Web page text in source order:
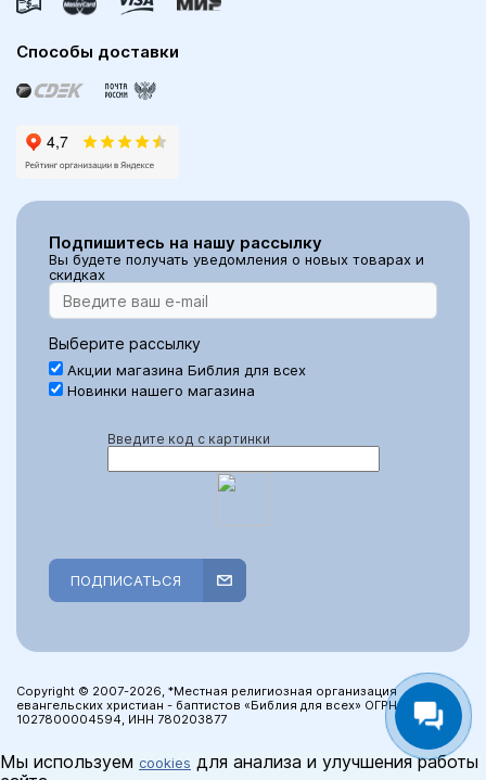
Способы доставки
Подпишитесь на нашу рассылку
Вы будете получать уведомления о новых товарах и
скидках
Выберите рассылку
Акции магазина Библия для всех
Новинки нашего магазина
Введите код с картинки
ПОДПИСАТЬСЯ
Copyright © 2007-2026, *Местная религиозная организация
евангельских христиан - баптистов «Библия для всех» ОГРН:
1027800004594, ИНН 780203877
Мы используем cookies для анализа и улучшения работы